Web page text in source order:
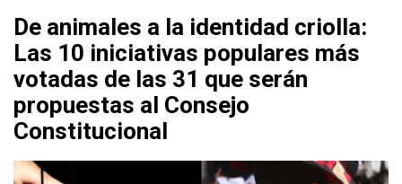
De animales a la identidad criolla:
Las 10 iniciativas populares más
votadas de las 31 que serán
propuestas al Consejo
Constitucional